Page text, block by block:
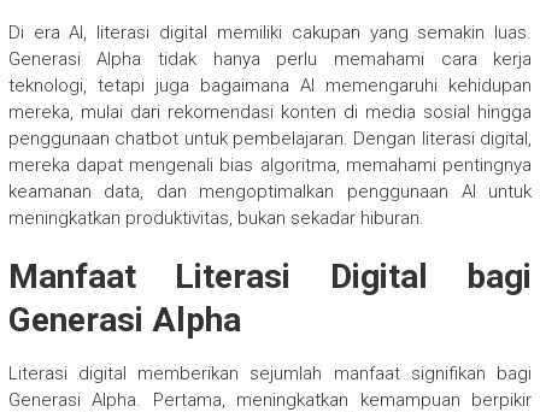
Di era AI, literasi digital memiliki cakupan yang semakin luas.
Generasi Alpha tidak hanya perlu memahami cara kerja
teknologi, tetapi juga bagaimana AI memengaruhi kehidupan
mereka, mulai dari rekomendasi konten di media sosial hingga
penggunaan chatbot untuk pembelajaran. Dengan literasi digital,
mereka dapat mengenali bias algoritma, memahami pentingnya
keamanan data, dan mengoptimalkan penggunaan AI untuk
meningkatkan produktivitas, bukan sekadar hiburan.
Manfaat Literasi Digital bagi
Generasi Alpha
Literasi digital memberikan sejumlah manfaat signifikan bagi
Generasi Alpha. Pertama, meningkatkan kemampuan berpikir